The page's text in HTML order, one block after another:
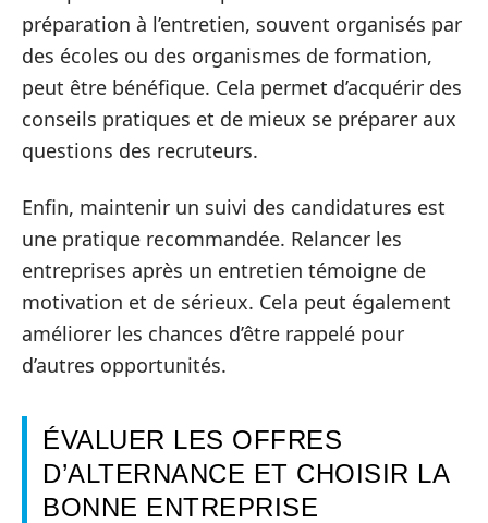
préparation à l’entretien, souvent organisés par
des écoles ou des organismes de formation,
peut être bénéfique. Cela permet d’acquérir des
conseils pratiques et de mieux se préparer aux
questions des recruteurs.
Enfin, maintenir un suivi des candidatures est
une pratique recommandée. Relancer les
entreprises après un entretien témoigne de
motivation et de sérieux. Cela peut également
améliorer les chances d’être rappelé pour
d’autres opportunités.
ÉVALUER LES OFFRES
D’ALTERNANCE ET CHOISIR LA
BONNE ENTREPRISE